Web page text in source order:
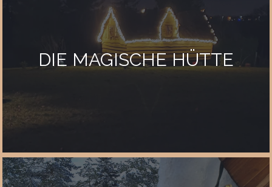
DIE MAGISCHE HÜTTE